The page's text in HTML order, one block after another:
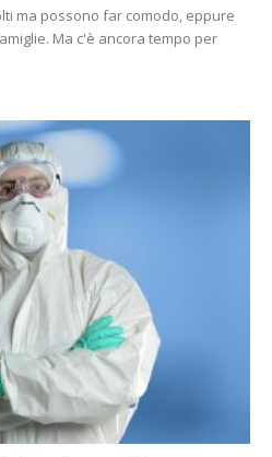
ma possono far comodo, eppure
Ma c'è ancora tempo per